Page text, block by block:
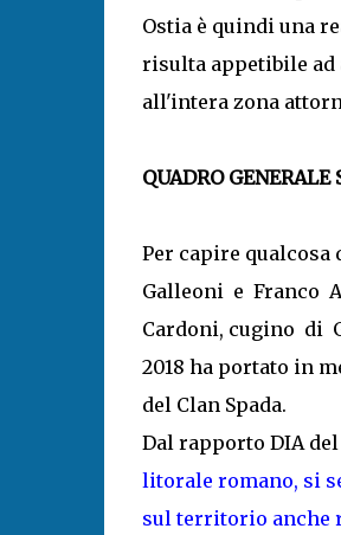
Ostia è quindi una
risulta appetibile ad
all'intera zona
QUADRO GENERALE
Per capire
Galleoni e Franco
Cardoni, cugino di
2018 ha portato in
del Clan Spada.
Dal rapporto DIA del
litorale romano, si
sul territorio anche